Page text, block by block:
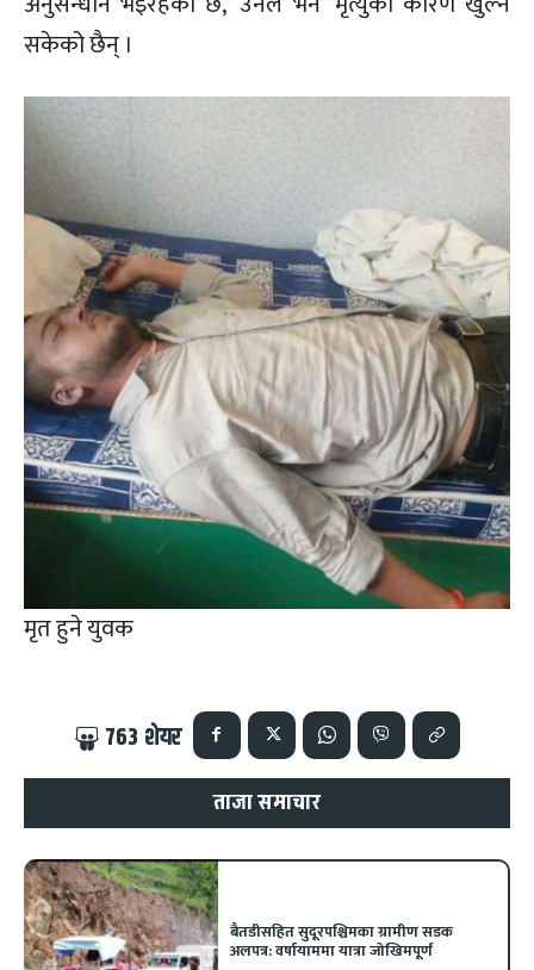
सकेको छैन् ।
मृत हुने युवक
763 शेयर
ताजा समाचार
बैतडीसहित सुदूरपश्चिमका ग्रामीण सडक
अलपत्र: वर्षायाममा यात्रा जोखिमपूर्ण